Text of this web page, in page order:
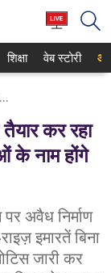
शिक्षा वेब स्टोरी
Noida News: नोएडा प्राधिकरण तैयार कर रहा अवैध निर्माण का डेटाबेस, भू-माफियाओं के नाम होंगे ऑनलाइन
कर रहा
के नाम होंगे
अवैध निर्माण
इमारतें बिना
जारी कर